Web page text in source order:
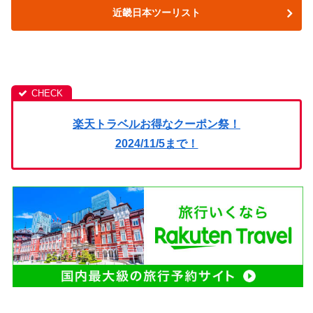
近畿日本ツーリスト
楽天トラベルお得なクーポン祭！
2024/11/5まで！